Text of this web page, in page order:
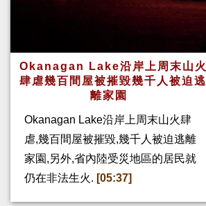
Okanagan Lake沿岸上周末山火
肆虐幾百間屋被摧毀幾千人被迫逃
離家園
Okanagan Lake沿岸上周末山火肆
虐,幾百間屋被摧毀,幾千人被迫逃離
家園,另外,省內陸受災地區的居民就
仍在非法生火. [05:37]